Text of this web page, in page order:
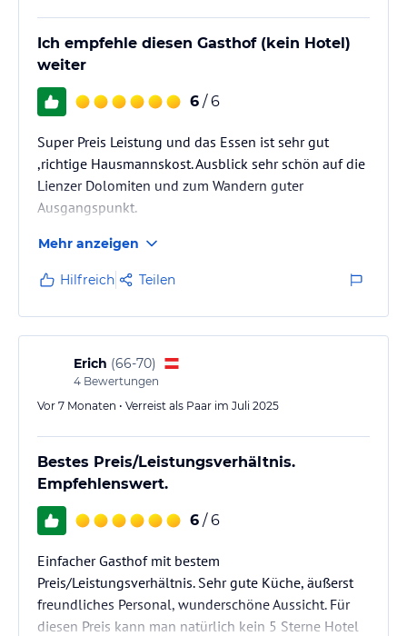
Ich empfehle diesen Gasthof (kein Hotel)
weiter
6 / 6
Super Preis Leistung und das Essen ist sehr gut
,richtige Hausmannskost. Ausblick sehr schön auf die
Lienzer Dolomiten und zum Wandern guter
Ausgangspunkt.
Mehr anzeigen
Hilfreich Teilen
Erich (66-70)
4 Bewertungen
Vor 7 Monaten • Verreist als Paar im Juli 2025
Bestes Preis/Leistungsverhältnis.
Empfehlenswert.
6 / 6
Einfacher Gasthof mit bestem
Preis/Leistungsverhältnis. Sehr gute Küche, äußerst
freundliches Personal, wunderschöne Aussicht. Für
diesen Preis kann man natürlich kein 5 Sterne Hotel